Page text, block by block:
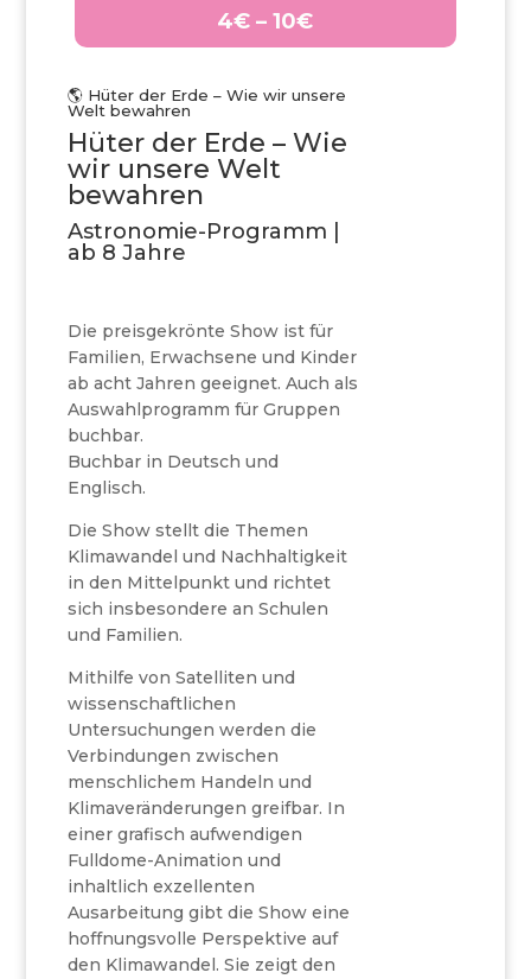
4€ – 10€
🌎 Hüter der Erde – Wie wir unsere
Welt bewahren
Hüter der Erde – Wie
wir unsere Welt
bewahren
Astronomie-Programm |
ab 8 Jahre
Die preisgekrönte Show ist für
Familien, Erwachsene und Kinder
ab acht Jahren geeignet. Auch als
Auswahlprogramm für Gruppen
buchbar.
Buchbar in Deutsch und
Englisch.
Die Show stellt die Themen
Klimawandel und Nachhaltigkeit
in den Mittelpunkt und richtet
sich insbesondere an Schulen
und Familien.
Mithilfe von Satelliten und
wissenschaftlichen
Untersuchungen werden die
Verbindungen zwischen
menschlichem Handeln und
Klimaveränderungen greifbar. In
einer grafisch aufwendigen
Fulldome-Animation und
inhaltlich exzellenten
Ausarbeitung gibt die Show eine
hoffnungsvolle Perspektive auf
den Klimawandel. Sie zeigt den